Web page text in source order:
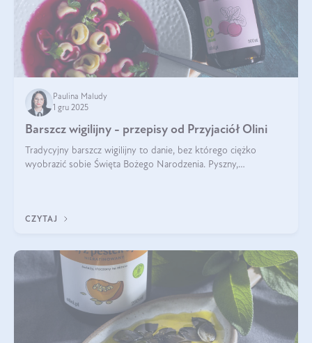
Paulina Maludy
1 gru 2025
Barszcz wigilijny - przepisy od Przyjaciół Olini
Tradycyjny barszcz wigilijny to danie, bez którego ciężko
wyobrazić sobie Święta Bożego Narodzenia. Pyszny,
CZYTAJ